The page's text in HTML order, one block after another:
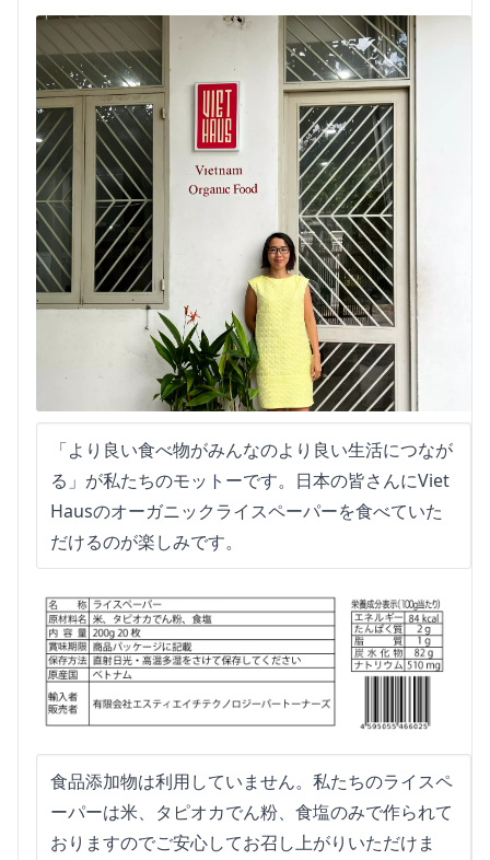
「より良い食べ物がみんなのより良い生活につなが
る」が私たちのモットーです。日本の皆さんにViet
Hausのオーガニックライスペーパーを食べていた
だけるのが楽しみです。
食品添加物は利用していません。私たちのライスペ
ーパーは米、タピオカでん粉、食塩のみで作られて
おりますのでご安心してお召し上がりいただけま